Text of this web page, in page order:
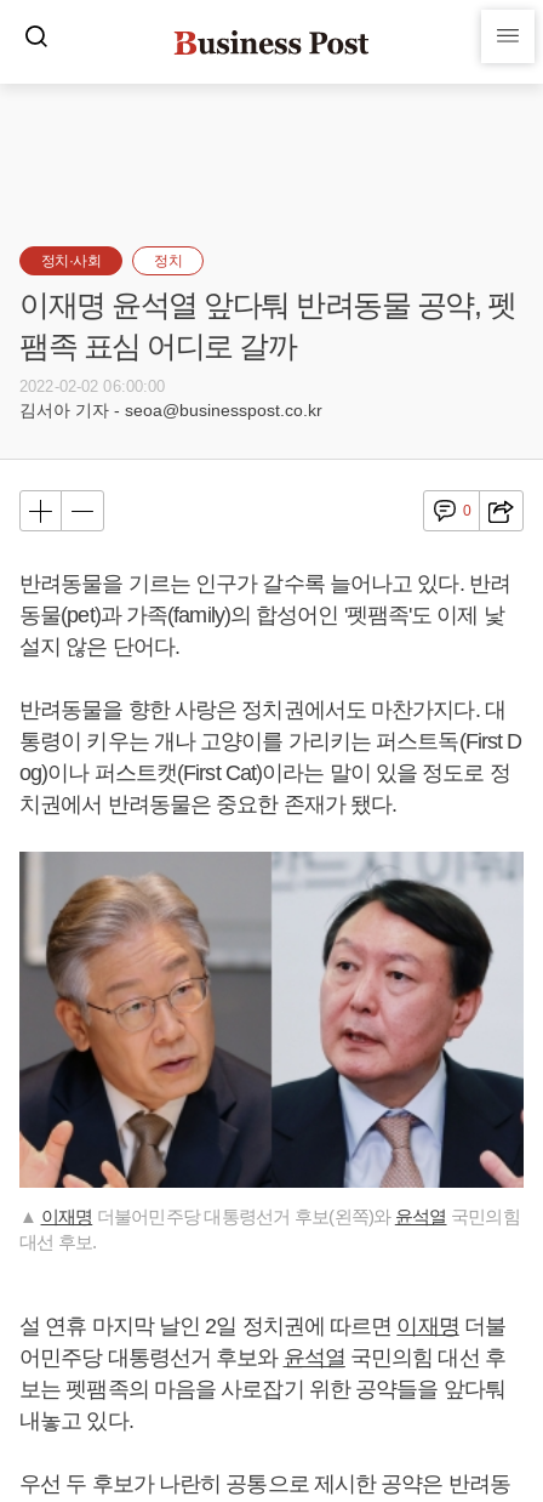
정치·사회 정치
이재명 윤석열 앞다퉈 반려동물 공약, 펫
팸족 표심 어디로 갈까
2022-02-02 06:00:00
김서아 기자 - seoa@businesspost.co.kr
0
반려동물을 기르는 인구가 갈수록 늘어나고 있다. 반려
동물(pet)과 가족(family)의 합성어인 '펫팸족'도 이제 낯
설지 않은 단어다.
반려동물을 향한 사랑은 정치권에서도 마찬가지다. 대
통령이 키우는 개나 고양이를 가리키는 퍼스트독(First D
og)이나 퍼스트캣(First Cat)이라는 말이 있을 정도로 정
치권에서 반려동물은 중요한 존재가 됐다.
▲ 이재명 더불어민주당 대통령선거 후보(왼쪽)와 윤석열 국민의힘
대선 후보.
설 연휴 마지막 날인 2일 정치권에 따르면 이재명 더불
어민주당 대통령선거 후보와 윤석열 국민의힘 대선 후
보는 펫팸족의 마음을 사로잡기 위한 공약들을 앞다퉈
내놓고 있다.
우선 두 후보가 나란히 공통으로 제시한 공약은 반려동